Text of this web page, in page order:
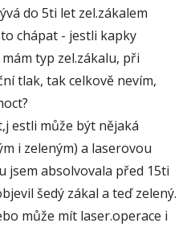
do 5ti let zel.zákalem
chápat - jestli kapky
typ zel.zákalu, při
tlak, tak celkově nevím,
estli může být nějaká
i zeleným) a laserovou
jsem absolvovala před 15ti
šedý zákal a teď zelený.
může mít laser.operace i